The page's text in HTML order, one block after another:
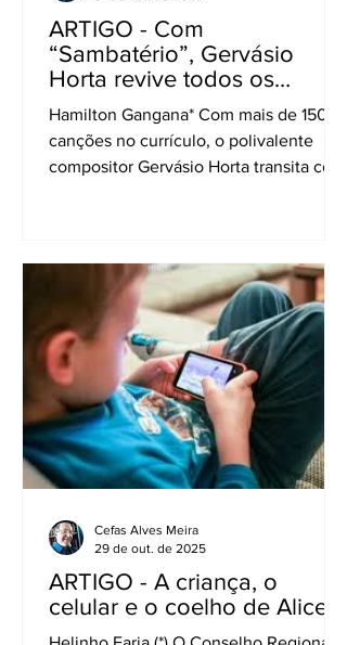
ARTIGO - Com
“Sambatério”, Gervásio
Horta revive todos os
cemitérios de BH
Hamilton Gangana* Com mais de 150
canções no currículo, o polivalente
compositor Gervásio Horta transita com
dia da cidade, que respira desde a
primeira vista e admira como ninguém.
“Google ambulante” seria um bom
apelido para o compositor mineiro que
sabe das coisas e “dá notícia de tudo”,
graças a uma memória de elefante e a
impressionante capacidade de e
ARTIGO - A criança, o
celular e o coelho de Alice
Cefas Alves Meira
29 de out. de 2025